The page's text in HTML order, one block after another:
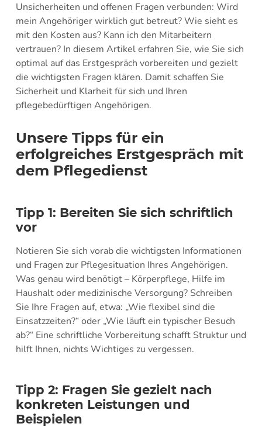
Unsicherheiten und offenen Fragen verbunden: Wird
mein Angehöriger wirklich gut betreut? Wie sieht es
mit den Kosten aus? Kann ich den Mitarbeitern
vertrauen? In diesem Artikel erfahren Sie, wie Sie sich
optimal auf das Erstgespräch vorbereiten und gezielt
die wichtigsten Fragen klären. Damit schaffen Sie
Sicherheit und Klarheit für sich und Ihren
pflegebedürftigen Angehörigen.
Unsere Tipps für ein
erfolgreiches Erstgespräch mit
dem Pflegedienst
Tipp 1: Bereiten Sie sich schriftlich
vor
Notieren Sie sich vorab die wichtigsten Informationen
und Fragen zur Pflegesituation Ihres Angehörigen.
Was genau wird benötigt – Körperpflege, Hilfe im
Haushalt oder medizinische Versorgung? Schreiben
Sie Ihre Fragen auf, etwa: „Wie flexibel sind die
Einsatzzeiten?“ oder „Wie läuft ein typischer Besuch
ab?“ Eine schriftliche Vorbereitung schafft Struktur und
hilft Ihnen, nichts Wichtiges zu vergessen.
Tipp 2: Fragen Sie gezielt nach
konkreten Leistungen und
Beispielen